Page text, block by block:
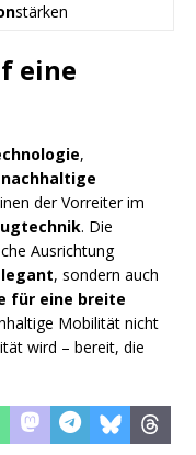
stärken
eine
,
nachhaltige
der Vorreiter im
. Die
Ausrichtung
, sondern auch
für eine breite
Mobilität nicht
wird – bereit, die